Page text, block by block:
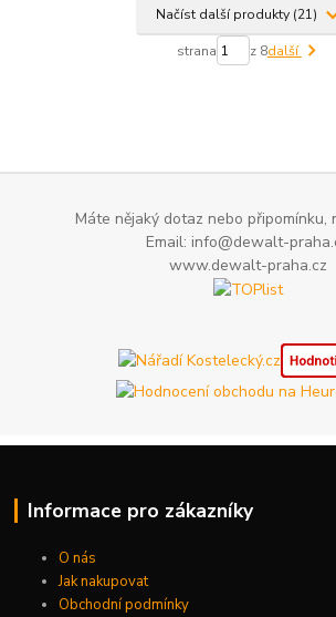
Načíst další produkty (21)
strana z 8další
Máte nějaký dotaz nebo připomínku,
Email: info@dewalt-
www.dewalt-praha.cz
Informace pro zákazníky
O nás
Jak nakupovat
Obchodní podmínky